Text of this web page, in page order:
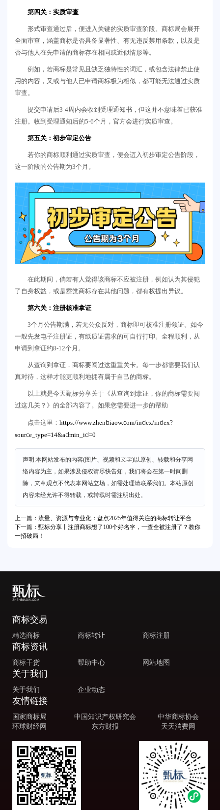
第四关：实质审查
形式审查通过后，便进入关键的实质审查阶段。商标局会展开
全面审查，涵盖商标是否具备显著性、有无违反禁用条款，以及是
否与他人在先申请的商标存在相同或近似情形等。
例如，若商标是常见且缺乏独特性的词汇，或包含法律禁止使
用的内容，又或与他人已申请商标极为相似，都可能无法通过实质
审查。
提交申请后3-4周内会收到受理通知书，但这并不意味着已获准
注册。收到受理通知后的5-6个月，官方会进行实质审查。
第五关：初步审定公告
若你的商标顺利通过实质审查，便会迈入初步审定公告阶段，
这一阶段的公告期为3个月。
在此期间，倘若有人觉得该商标不应被注册，例如认为其侵犯
了自身权益，或是察觉商标存在其他问题，都有权提出异议。
第六关：注册核准拿证
3个月公告期满，若无公众反对，商标即可核准注册领证。如今
一般先发电子注册证，有纸质证需求的可自行打印。全程顺利，从
申请到拿证约8-12个月。
从查询到拿证，商标要闯过这重重关卡。每一步都需要我们认
真对待，这样才能更顺利地拥有属于自己的商标。
以上就是今天甄标分享关于《从查询到拿证，你的商标需要闯
过这几关？》的全部内容了。如果您需要进一步的帮助
点击这里： https://www.zhenbiaow.com/index/index?
source_type=14&admin_id=0
声明:本网站发布的内容(图片、视频和文字)以原创、转载和分享网
络内容为主，如果涉及侵权请尽快告知，我们将会在第一时间删
除，文章观点不代表本网站立场，如需处理请联系我们。本站原创
内容未经允许不得转载，或转载时需注明出处。
上一篇：流量、资源与专业化：盘点2025年值得关注的商标转让平台
下一篇：甄标分享丨注册商标想了100个好名字，一查全被注册了？教你
一招破局！
商标交易
精选商标 商标转让 商标注册
商标资讯
商标干货 帮助中心 网站地图
关于我们
关于我们 企业动态
友情链接
国家商标局 中国知识产权研究会
中华商标协会
环球财经网
东方财报 天天消费网